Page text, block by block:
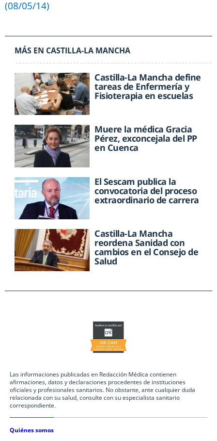
(08/05/14)
MÁS EN CASTILLA-LA MANCHA
Castilla-La Mancha define
tareas de Enfermería y
Fisioterapia en escuelas
Muere la médica Gracia
Pérez, exconcejala del PP
en Cuenca
El Sescam publica la
convocatoria del proceso
extraordinario de carrera
Castilla-La Mancha
reordena Sanidad con
cambios en el Consejo de
Salud
Las informaciones publicadas en Redacción Médica contienen
afirmaciones, datos y declaraciones procedentes de instituciones
oficiales y profesionales sanitarios. No obstante, ante cualquier duda
relacionada con su salud, consulte con su especialista sanitario
correspondiente.
Quiénes somos